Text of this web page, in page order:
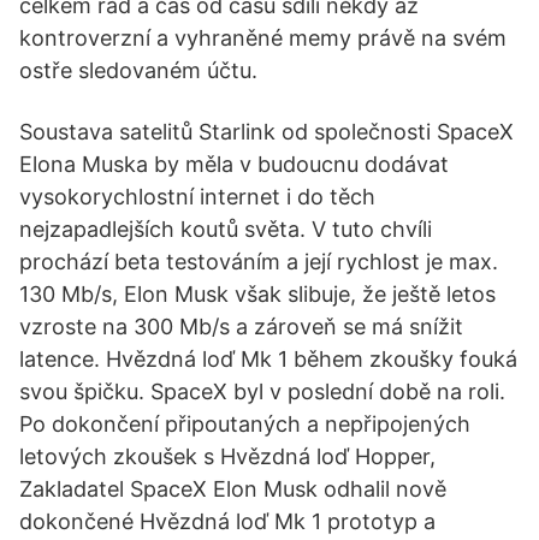
celkem rád a čas od času sdílí někdy až
kontroverzní a vyhraněné memy právě na svém
ostře sledovaném účtu.
Soustava satelitů Starlink od společnosti SpaceX
Elona Muska by měla v budoucnu dodávat
vysokorychlostní internet i do těch
nejzapadlejších koutů světa. V tuto chvíli
prochází beta testováním a její rychlost je max.
130 Mb/s, Elon Musk však slibuje, že ještě letos
vzroste na 300 Mb/s a zároveň se má snížit
latence. Hvězdná loď Mk 1 během zkoušky fouká
svou špičku. SpaceX byl v poslední době na roli.
Po dokončení připoutaných a nepřipojených
letových zkoušek s Hvězdná loď Hopper,
Zakladatel SpaceX Elon Musk odhalil nově
dokončené Hvězdná loď Mk 1 prototyp a